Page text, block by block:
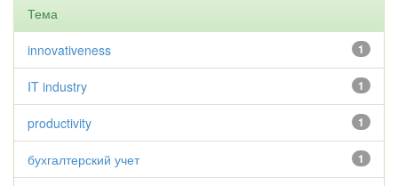
Тема
1
innovativeness
1
IT industry
1
productivity
1
бухгалтерский учет